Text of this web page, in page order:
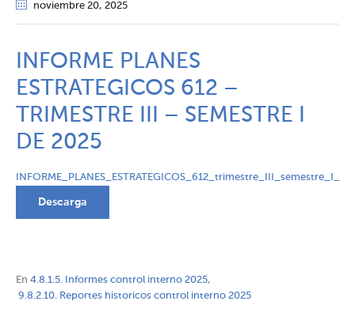
noviembre 20, 2025
INFORME PLANES
ESTRATEGICOS 612 –
TRIMESTRE III – SEMESTRE I
DE 2025
Descarga
En 4.8.1.5. Informes control interno 2025,
9.8.2.10. Reportes historicos control interno 2025